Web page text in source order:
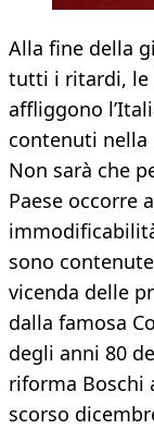
Alla fine della
tutti i ritardi, le
affliggono
contenuti nella
Non sarà che
Paese occorre
sono
vicenda delle
dalla famosa
degli anni 80
riforma Boschi
scorso